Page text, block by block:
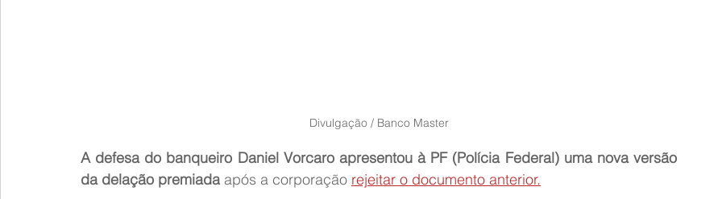
Divulgação / Banco Master
A defesa do banqueiro Daniel Vorcaro apresentou à PF (Polícia Federal) uma nova versão
da delação premiada após a corporação rejeitar o documento anterior.